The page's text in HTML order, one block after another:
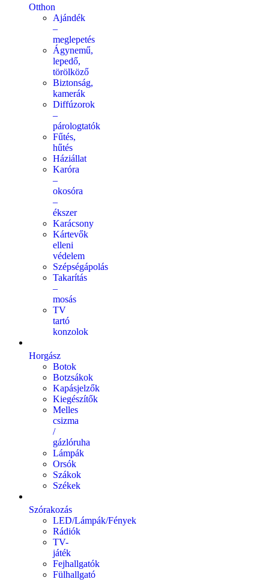
Otthon
Ajándék
–
meglepetés
Ágynemű,
lepedő,
törölköző
Biztonság,
kamerák
Diffúzorok
–
párologtatók
Fűtés,
hűtés
Háziállat
Karóra
–
okosóra
–
ékszer
Karácsony
Kártevők
elleni
védelem
Szépségápolás
Takarítás
–
mosás
TV
tartó
konzolok
Horgász
Botok
Botzsákok
Kapásjelzők
Kiegészítők
Melles
csizma
/
gázlóruha
Lámpák
Orsók
Szákok
Székek
Szórakozás
LED/Lámpák/Fények
Rádiók
TV-
játék
Fejhallgatók
Fülhallgató